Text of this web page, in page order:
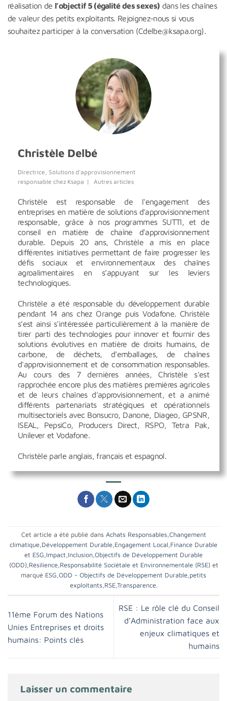
réalisation de l’objectif 5 (égalité des sexes) dans les chaînes
de valeur des petits exploitants. Rejoignez-nous si vous
souhaitez participer à la conversation (Cdelbe@ksapa.org).
Christèle Delbé
Directrice, Solutions d'approvisionnement
responsable chez Ksapa | Autres articles
Christèle est responsable de l'engagement des
entreprises en matière de solutions d'approvisionnement
responsable, grâce à nos programmes SUTTI, et de
conseil en matière de chaîne d'approvisionnement
durable. Depuis 20 ans, Christèle a mis en place
différentes initiatives permettant de faire progresser les
défis sociaux et environnementaux des chaînes
agroalimentaires en s’appuyant sur les leviers
technologiques.
Christèle a été responsable du développement durable
pendant 14 ans chez Orange puis Vodafone. Christèle
s’est ainsi s'intéressée particulièrement à la manière de
tirer parti des technologies pour innover et fournir des
solutions évolutives en matière de droits humains, de
carbone, de déchets, d'emballages, de chaînes
d'approvisionnement et de consommation responsables.
Au cours des 7 dernières années, Christèle s'est
rapprochée encore plus des matières premières agricoles
et de leurs chaînes d'approvisionnement, et a animé
différents partenariats stratégiques et opérationnels
multisectoriels avec Bonsucro, Danone, Diageo, GPSNR,
ISEAL, PepsiCo, Producers Direct, RSPO, Tetra Pak,
Unilever et Vodafone.
Christèle parle anglais, français et espagnol.
Cet article a été publié dans Achats Responsables,Changement
climatique,Développement Durable,Engagement Local,Finance Durable
et ESG,Impact,Inclusion,Objectifs de Développement Durable
(ODD),Résilience,Responsabilité Sociétale et Environnementale (RSE)et
marqué ESG,ODD - Objectifs de Développement Durable,petits
exploitants,RSE,Transparence.
11ème Forum des Nations
Unies Entreprises et droits
humains: Points clés
RSE : Le rôle clé du Conseil
d’Administration face aux
enjeux climatiques et
humains
Laisser un commentaire